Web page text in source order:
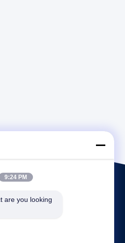
9:24 PM
are you looking